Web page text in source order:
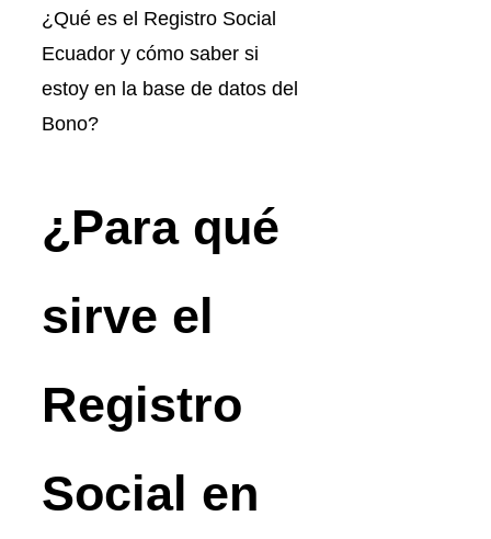
¿Qué es el Registro Social
Ecuador y cómo saber si
estoy en la base de datos del
Bono?
¿Para qué
sirve el
Registro
Social en